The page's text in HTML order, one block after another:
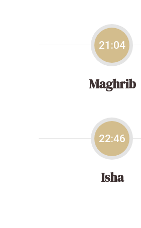
21:04
Maghrib
22:46
Isha